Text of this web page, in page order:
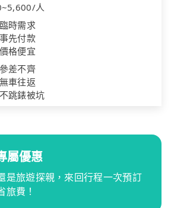
人
時需求
先付款
格便宜
差不齊
車往返
跳錶被坑
屬優惠
是旅遊探親，來回行程一次預訂
旅費！